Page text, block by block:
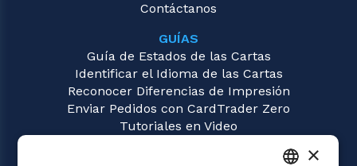
Contáctanos
GUÍAS
Guía de Estados de las Cartas
Identificar el Idioma de las Cartas
Reconocer Diferencias de Impresión
Enviar Pedidos con CardTrader Zero
Tutoriales en Video
×